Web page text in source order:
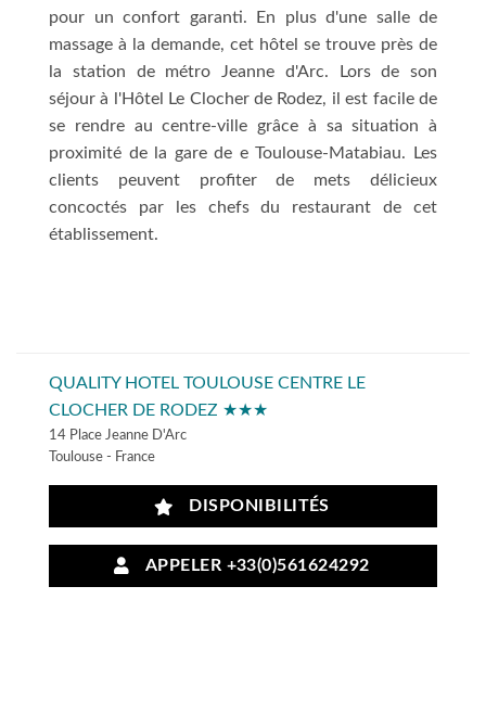
pour un confort garanti. En plus d'une salle de
massage à la demande, cet hôtel se trouve près de
la station de métro Jeanne d'Arc. Lors de son
séjour à l'Hôtel Le Clocher de Rodez, il est facile de
se rendre au centre-ville grâce à sa situation à
proximité de la gare de e Toulouse-Matabiau. Les
clients peuvent profiter de mets délicieux
concoctés par les chefs du restaurant de cet
établissement.
QUALITY HOTEL TOULOUSE CENTRE LE
CLOCHER DE RODEZ ★★★
14 Place Jeanne D'Arc
Toulouse - France
DISPONIBILITÉS
APPELER +33(0)561624292